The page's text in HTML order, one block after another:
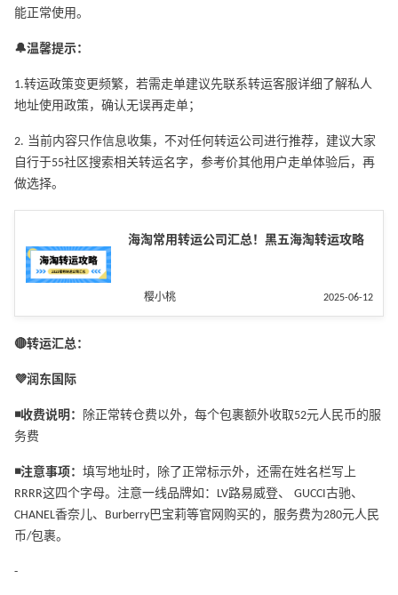
能正常使用。
🔔温馨提示：
1.转运政策变更频繁，若需走单建议先联系转运客服详细了解私人
地址使用政策，确认无误再走单；
2. 当前内容只作信息收集，不对任何转运公司进行推荐，建议大家
自行于55社区搜索相关转运名字，参考价其他用户走单体验后，再
做选择。
海淘常用转运公司汇总！黑五海淘转运攻略
樱小桃 2025-06-12
🔴转运汇总：
💜润东国际
◾️收费说明：
除正常转仓费以外，每个包裹额外收取52元人民币的服
务费
◾️注意事项： 填写地址时，除了正常标示外，还需在姓名栏写上
RRRR这四个字母。注意一线品牌如：LV路易威登、 GUCCI古驰、
CHANEL香奈儿、Burberry巴宝莉等官网购买的，服务费为280元人民
币/包裹。
-